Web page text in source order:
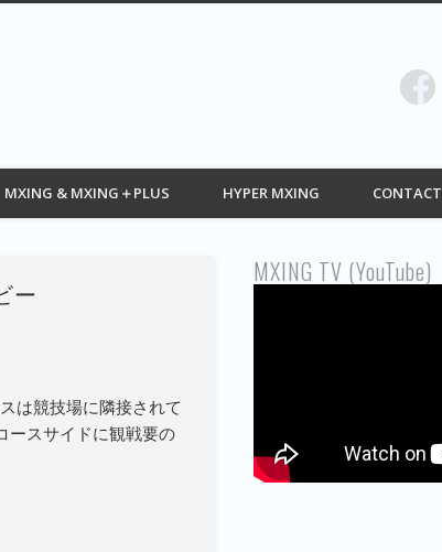
報 MOTOCROSSING
MXING & MXING＋PLUS HYPER MXING CONTACT
ー
は競技場に隣接されて
ースサイドに観戦要の
MXING TV (YouTube)